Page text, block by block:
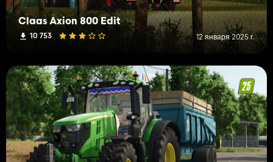
Claas Axion 800 Edit
10 753 12 января 2025 г.